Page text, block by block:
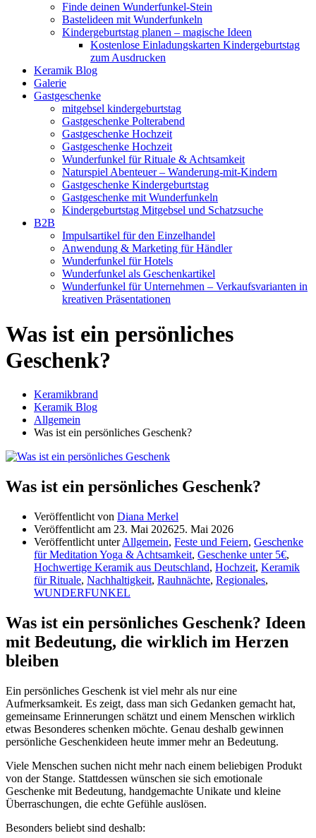
Finde deinen Wunderfunkel-Stein
Bastelideen mit Wunderfunkeln
Kindergeburtstag planen – magische Ideen
Kostenlose Einladungskarten Kindergeburtstag
zum Ausdrucken
Keramik Blog
Galerie
Gastgeschenke
mitgebsel kindergeburtstag
Gastgeschenke Polterabend
Gastgeschenke Hochzeit
Gastgeschenke Hochzeit
Wunderfunkel für Rituale & Achtsamkeit
Naturspiel Abenteuer – Wanderung-mit-Kindern
Gastgeschenke Kindergeburtstag
Gastgeschenke mit Wunderfunkeln
Kindergeburtstag Mitgebsel und Schatzsuche
B2B
Impulsartikel für den Einzelhandel
Anwendung & Marketing für Händler
Wunderfunkel für Hotels
Wunderfunkel als Geschenkartikel
Wunderfunkel für Unternehmen – Verkaufsvarianten in
kreativen Präsentationen
Was ist ein persönliches
Geschenk?
Keramikbrand
Keramik Blog
Allgemein
Was ist ein persönliches Geschenk?
Was ist ein persönliches Geschenk?
Veröffentlicht von Diana Merkel
Veröffentlicht am 23. Mai 202625. Mai 2026
Veröffentlicht unterAllgemein, Feste und Feiern, Geschenke
für Meditation Yoga & Achtsamkeit, Geschenke unter 5€,
Hochwertige Keramik aus Deutschland, Hochzeit, Keramik
für Rituale, Nachhaltigkeit, Rauhnächte, Regionales,
WUNDERFUNKEL
Was ist ein persönliches Geschenk? Ideen
mit Bedeutung, die wirklich im Herzen
bleiben
Ein persönliches Geschenk ist viel mehr als nur eine
Aufmerksamkeit. Es zeigt, dass man sich Gedanken gemacht hat,
gemeinsame Erinnerungen schätzt und einem Menschen wirklich
etwas Besonderes schenken möchte. Genau deshalb gewinnen
persönliche Geschenkideen heute immer mehr an Bedeutung.
Viele Menschen suchen nicht mehr nach einem beliebigen Produkt
von der Stange. Stattdessen wünschen sie sich emotionale
Geschenke mit Bedeutung, handgemachte Unikate und kleine
Überraschungen, die echte Gefühle auslösen.
Besonders beliebt sind deshalb: